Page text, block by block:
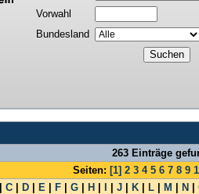
Vorwahl
Bundesland
263 Einträge
Seiten: [1] 2 3 4 5 6 7 8 9
C D E F G H J K L M N